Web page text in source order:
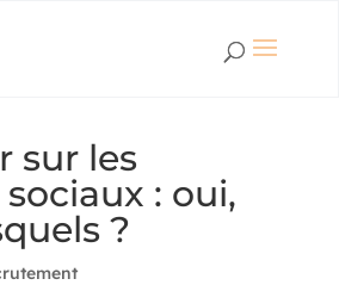
sur les
: oui,
?